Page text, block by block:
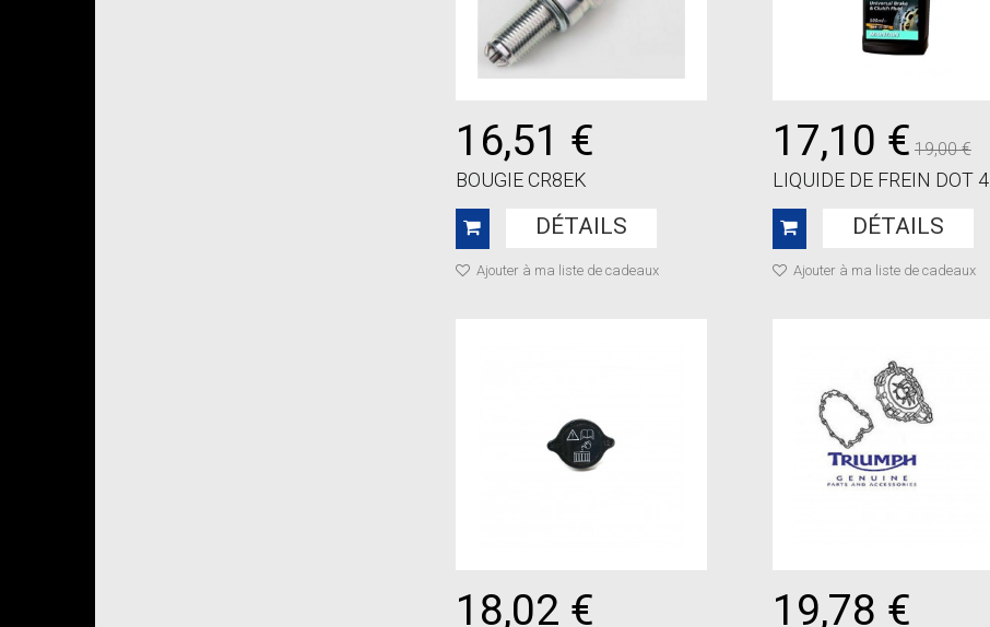
16,51 €
BOUGIE CR8EK
DÉTAILS
Ajouter à ma liste de cadeaux
17,10 € 19,00 €
LIQUIDE DE FREIN DOT 4...
DÉTAILS
Ajouter à ma liste de cadeaux
18,02 € 19,78 €